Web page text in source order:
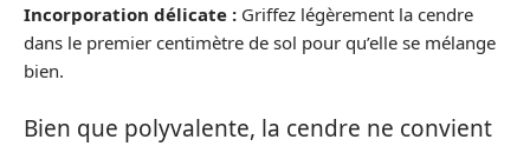
Incorporation délicate : Griffez légèrement la cendre
dans le premier centimètre de sol pour qu’elle se mélange
bien.
Bien que polyvalente, la cendre ne convient